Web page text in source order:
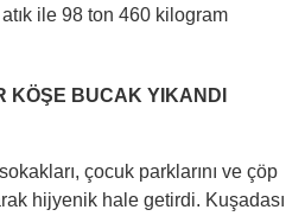
ile 98 ton 460 kilogram
KÖŞE BUCAK YIKANDI
çocuk parklarını ve çöp
hijyenik hale getirdi. Kuşadası